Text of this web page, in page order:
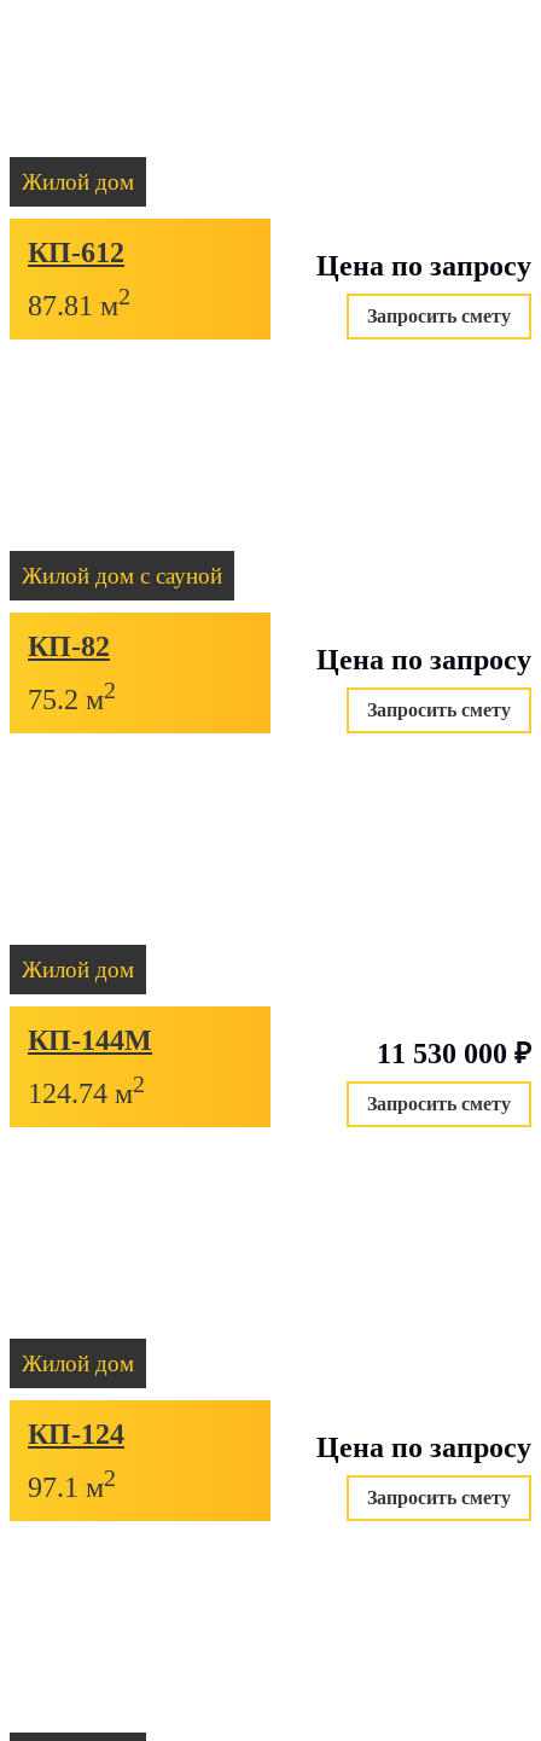
Жилой дом
КП-612
87.81 м2
Цена по запросу
Запросить смету
Жилой дом с сауной
КП-82
75.2 м2
Цена по запросу
Запросить смету
Жилой дом
КП-144М
124.74 м2
11 530 000 ₽
Запросить смету
Жилой дом
КП-124
97.1 м2
Цена по запросу
Запросить смету